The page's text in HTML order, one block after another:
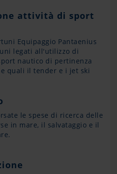
attività di sport
Equipaggio Pantaenius
legati all'utilizzo di
nautico di pertinenza
quali il tender e i jet ski
le spese di ricerca delle
in mare, il salvataggio e il